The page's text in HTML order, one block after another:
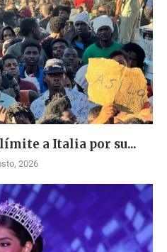
a Italia por su...
2026